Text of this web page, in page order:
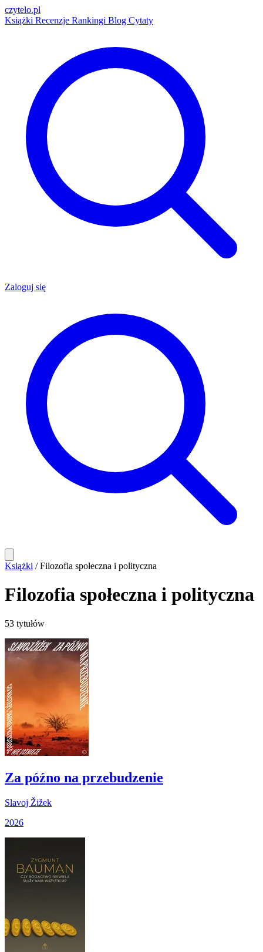
czytelo.pl
Książki Recenzje Rankingi Blog Cytaty
Zaloguj się
Książki / Filozofia społeczna i polityczna
Filozofia społeczna i polityczna
53 tytułów
Za późno na przebudzenie
Slavoj Žižek
2026